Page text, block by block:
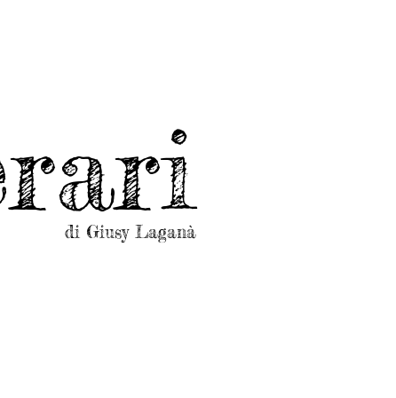
di Giusy Laganà